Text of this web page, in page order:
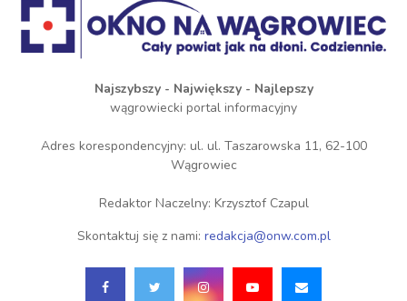
Najszybszy - Największy - Najlepszy
wągrowiecki portal informacyjny
Adres korespondencyjny: ul. ul. Taszarowska 11, 62-100
Wągrowiec
Redaktor Naczelny: Krzysztof Czapul
Skontaktuj się z nami: redakcja@onw.com.pl